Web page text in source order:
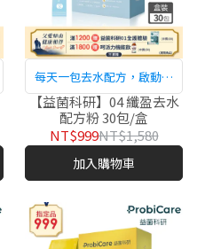
每天一包去水配方，啟動身
體超纖力
【益菌科研】04 纖盈去水
配方粉 30包/盒
NT$999NT$1,580
加入購物車